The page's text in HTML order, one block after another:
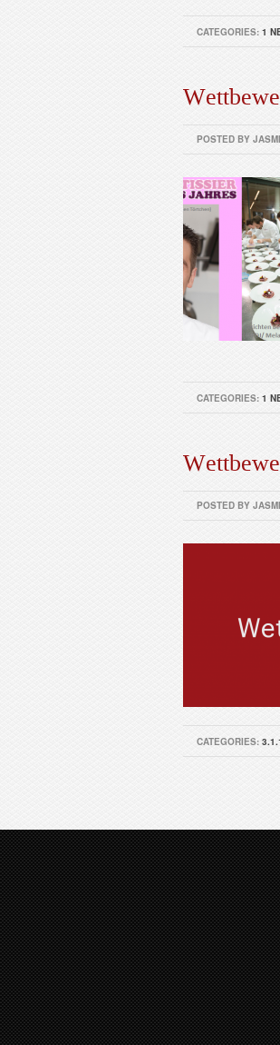
CATEGORIES: 1
POSTED BY
CATEGORIES: 1
POSTED BY
CATEGORIES: